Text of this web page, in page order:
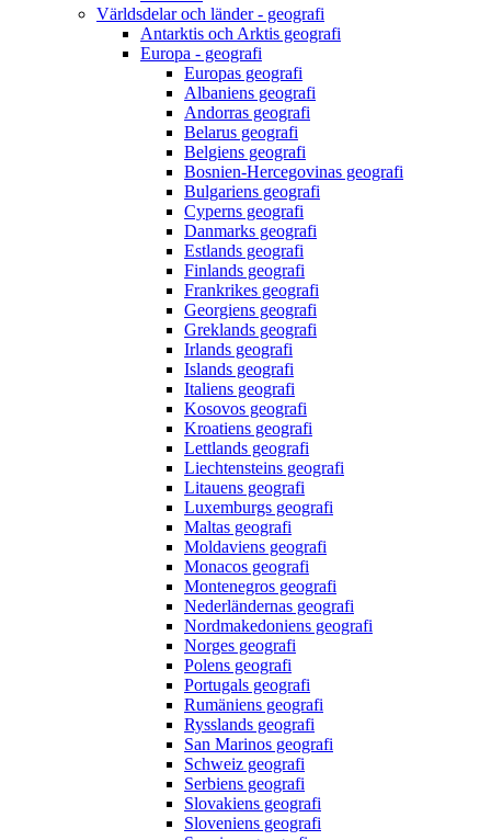
Världsdelar och länder - geografi
Antarktis och Arktis geografi
Europa - geografi
Europas geografi
Albaniens geografi
Andorras geografi
Belarus geografi
Belgiens geografi
Bosnien-Hercegovinas geografi
Bulgariens geografi
Cyperns geografi
Danmarks geografi
Estlands geografi
Finlands geografi
Frankrikes geografi
Georgiens geografi
Greklands geografi
Irlands geografi
Islands geografi
Italiens geografi
Kosovos geografi
Kroatiens geografi
Lettlands geografi
Liechtensteins geografi
Litauens geografi
Luxemburgs geografi
Maltas geografi
Moldaviens geografi
Monacos geografi
Montenegros geografi
Nederländernas geografi
Nordmakedoniens geografi
Norges geografi
Polens geografi
Portugals geografi
Rumäniens geografi
Rysslands geografi
San Marinos geografi
Schweiz geografi
Serbiens geografi
Slovakiens geografi
Sloveniens geografi